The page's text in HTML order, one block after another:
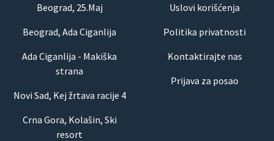
Beograd, 25.Maj
Beograd, Ada Ciganlija
Ada Ciganlija - Makiška
strana
Novi Sad, Kej žrtava racije 4
Crna Gora, Kolašin, Ski
resort
Uslovi korišćenja
Politika privatnosti
Kontaktirajte nas
Prijava za posao